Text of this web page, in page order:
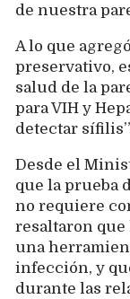
de nuestra
A lo que
preservativo,
salud de la
para VIH y
detectar
Desde el
que la prueba
no requiere
resaltaron que
una
infección, y
durante las